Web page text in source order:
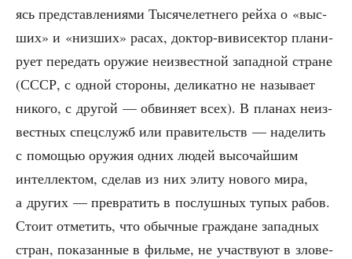
ясь пред­став­ле­ни­я­ми Тыся­че­лет­не­го рей­ха о «выс­
ших» и «низ­ших» расах, док­тор-виви­сек­тор пла­ни­
ру­ет пере­дать ору­жие неиз­вест­ной запад­ной стране
(СССР, с одной сто­ро­ны, дели­кат­но не назы­ва­ет
нико­го, с дру­гой — обви­ня­ет всех). В пла­нах неиз­
вест­ных спец­служб или пра­ви­тельств — наде­лить
с помо­щью ору­жия одних людей высо­чай­шим
интел­лек­том, сде­лав из них эли­ту ново­го мира,
а дру­гих — пре­вра­тить в послуш­ных тупых рабов.
Сто­ит отме­тить, что обыч­ные граж­дане запад­ных
стран, пока­зан­ные в филь­ме, не участ­ву­ют в зло­ве­